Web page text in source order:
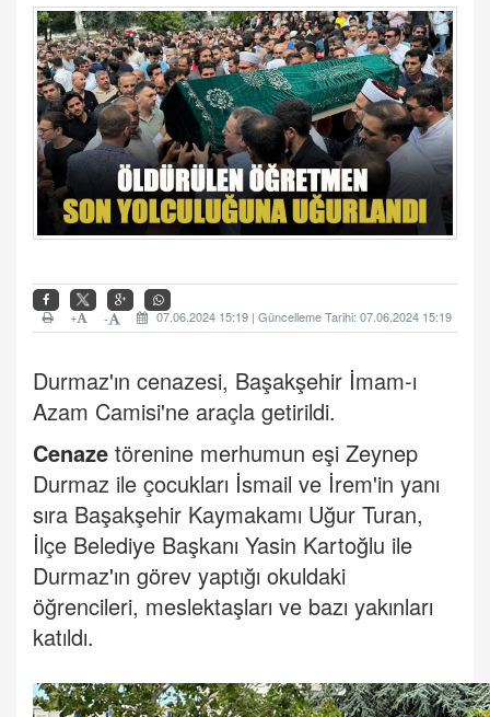
07.06.2024 15:19 | Güncelleme Tarihi: 07.06.2024 15:19
-
+
Durmaz'ın cenazesi, Başakşehir İmam-ı
Azam Camisi'ne araçla getirildi.
Cenaze törenine merhumun eşi Zeynep
Durmaz ile çocukları İsmail ve İrem'in yanı
sıra Başakşehir Kaymakamı Uğur Turan,
İlçe Belediye Başkanı Yasin Kartoğlu ile
Durmaz'ın görev yaptığı okuldaki
öğrencileri, meslektaşları ve bazı yakınları
katıldı.